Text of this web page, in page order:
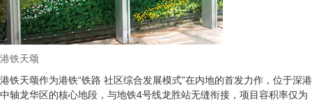
港铁天颂
港铁天颂作为港铁“铁路 社区综合发展模式”在内地的首发力作，位于深港
中轴龙华区的核心地段，与地铁4号线龙胜站无缝衔接，项目容积率仅为